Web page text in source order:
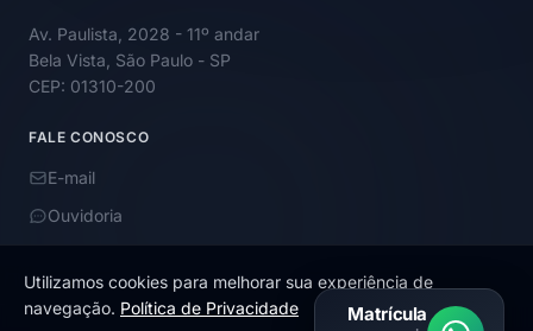
Av. Paulista, 2028 - 11º andar
Bela Vista, São Paulo - SP
CEP: 01310-200
FALE CONOSCO
E-mail
Ouvidoria
Matrícula
Utilizamos cookies para melhorar sua experiência de
navegação. Política de Privacidade